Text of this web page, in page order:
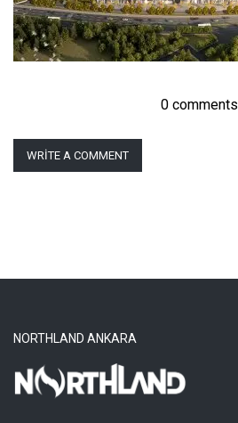
0 comments
WRITE A COMMENT
NORTHLAND ANKARA